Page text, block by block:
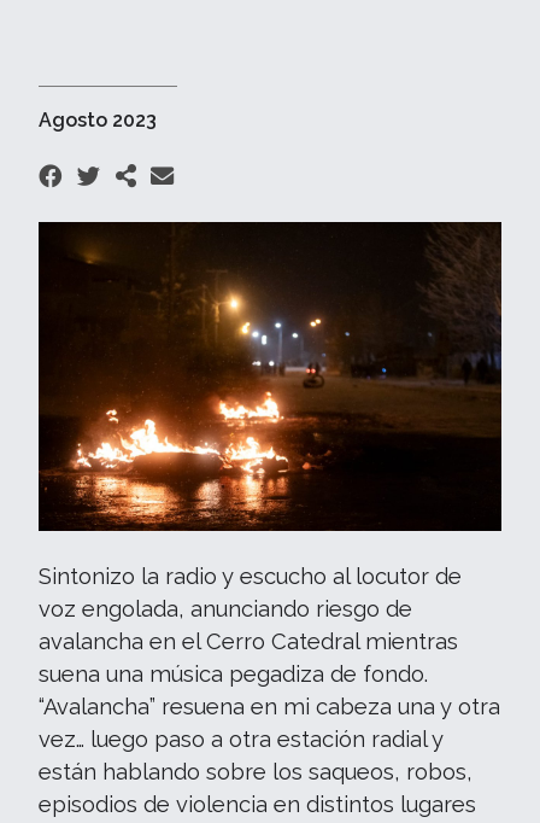
Agosto 2023
Sintonizo la radio y escucho al locutor de
voz engolada, anunciando riesgo de
avalancha en el Cerro Catedral mientras
suena una música pegadiza de fondo.
“Avalancha” resuena en mi cabeza una y otra
vez… luego paso a otra estación radial y
están hablando sobre los saqueos, robos,
episodios de violencia en distintos lugares